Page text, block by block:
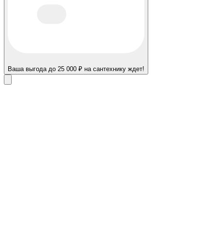
Ваша выгода до 25 000 ₽ на сантехнику ждет!